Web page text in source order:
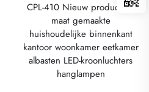
CPL-410 Nieuw product op
maat gemaakte
huishoudelijke binnenkant
kantoor woonkamer eetkamer
albasten LED-kroonluchters
hanglampen